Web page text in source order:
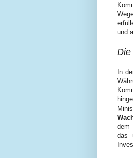
und
Die
In
dem
das